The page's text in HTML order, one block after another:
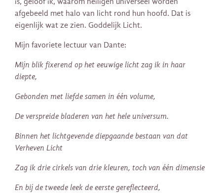
afgebeeld met halo van licht rond hun hoofd. Dat is
eigenlijk wat ze zien. Goddelijk Licht.
Mijn favoriete lectuur van Dante:
Mijn blik fixerend op het eeuwige licht zag ik in haar
diepte,
Gebonden met liefde samen in één volume,
De verspreide bladeren van het hele universum.
Binnen het lichtgevende diepgaande bestaan van dat
Verheven Licht
Zag ik drie cirkels van drie kleuren, toch van één dimensie
En bij de tweede leek de eerste gereflecteerd,